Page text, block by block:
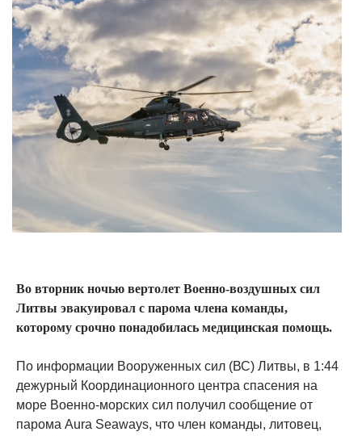
Во вторник ночью вертолет Военно-воздушных сил
Литвы эвакуировал с парома члена команды,
которому срочно понадобилась медицинская помощь.
По информации Вооруженных сил (ВС) Литвы, в 1:44
дежурный Координационного центра спасения на
море Военно-морских сил получил сообщение от
парома Aura Seaways, что член команды, литовец,